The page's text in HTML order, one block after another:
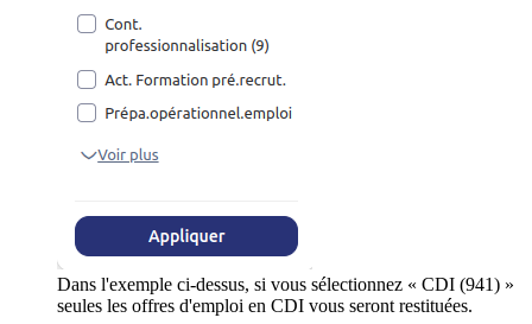
Dans l'exemple ci-dessus, si vous sélectionnez « CDI (941) »
seules les offres d'emploi en CDI vous seront restituées.